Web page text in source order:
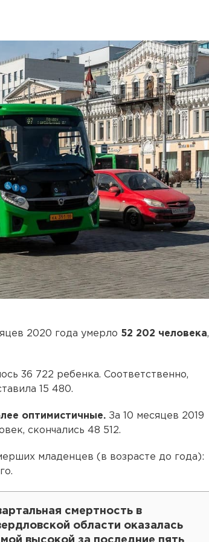
2020 года умерло 52 202 человека,
36 722 ребенка. Соответственно,
15 480.
оптимистичные. За 10 месяцев 2019
скончались 48 512.
младенцев (в возрасте до года):
смертность в
области оказалась
высокой за последние пять